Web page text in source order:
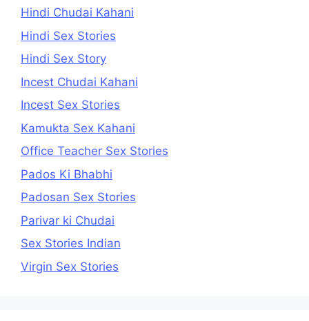
Hindi Chudai Kahani
Hindi Sex Stories
Hindi Sex Story
Incest Chudai Kahani
Incest Sex Stories
Kamukta Sex Kahani
Office Teacher Sex Stories
Pados Ki Bhabhi
Padosan Sex Stories
Parivar ki Chudai
Sex Stories Indian
Virgin Sex Stories